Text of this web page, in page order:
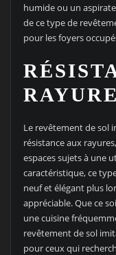
humide ou un
de ce type de
pour les foyers
Le revêtement de sol
résistance aux
espaces sujets à une
caractéristique, ce
neuf et élégant plus
appréciable. Que ce
une cuisine
revêtement de sol
pour ceux qui